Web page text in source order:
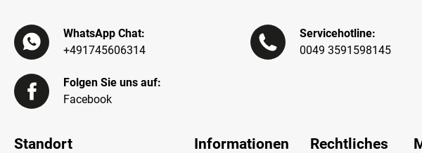
WhatsApp Chat:
+491745606314
Servicehotline:
0049 3591598145
Folgen Sie uns auf:
Facebook
Standort Informationen Rechtliches